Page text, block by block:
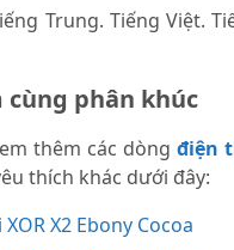
Trung. Tiếng Việt.
cùng phân khúc
thêm các dòng điện
thích khác dưới đây:
X2 Ebony Cocoa